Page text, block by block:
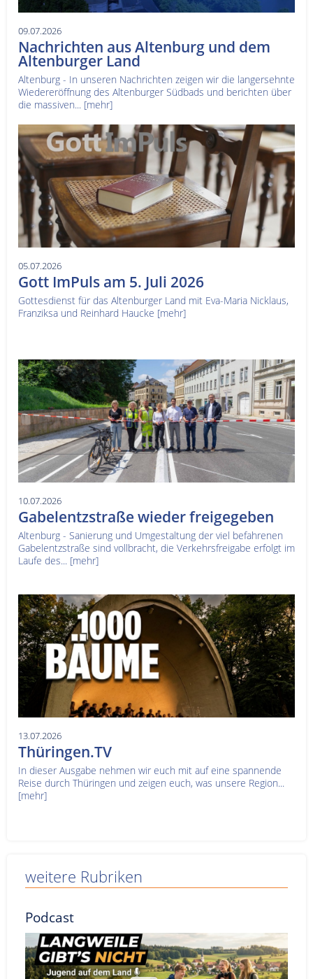
09.07.2026
Nachrichten aus Altenburg und dem
Altenburger Land
Altenburg - In unseren Nachrichten zeigen wir die langersehnte
Wiedereröffnung des Altenburger Südbads und berichten über
die massiven... [mehr]
05.07.2026
Gott ImPuls am 5. Juli 2026
Gottesdienst für das Altenburger Land mit Eva-Maria Nicklaus,
Franziksa und Reinhard Haucke [mehr]
10.07.2026
Gabelentzstraße wieder freigegeben
Altenburg - Sanierung und Umgestaltung der viel befahrenen
Gabelentzstraße sind vollbracht, die Verkehrsfreigabe erfolgt im
Laufe des... [mehr]
13.07.2026
Thüringen.TV
In dieser Ausgabe nehmen wir euch mit auf eine spannende
Reise durch Thüringen und zeigen euch, was unsere Region...
[mehr]
weitere Rubriken
Podcast